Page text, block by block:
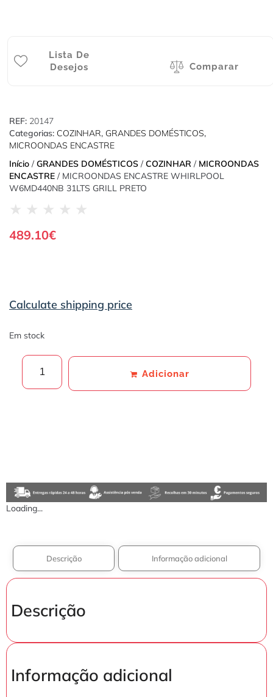
Lista De
Desejos
Comparar
REF: 20147
Categorias: COZINHAR, GRANDES DOMÉSTICOS,
MICROONDAS ENCASTRE
Início / GRANDES DOMÉSTICOS / COZINHAR / MICROONDAS
ENCASTRE / MICROONDAS ENCASTRE WHIRLPOOL
W6MD440NB 31LTS GRILL PRETO
★ ★ ★ ★ ★
489.10€
Calculate shipping price
Em stock
Adicionar
Loading...
Descrição Informação adicional
Descrição
Informação adicional